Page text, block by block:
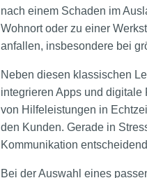
nach einem Schaden im
Wohnort oder zu einer
anfallen, insbesondere bei
Neben diesen klassischen
integrieren Apps und
von Hilfeleistungen in
den Kunden. Gerade in
Kommunikation
Bei der Auswahl eines